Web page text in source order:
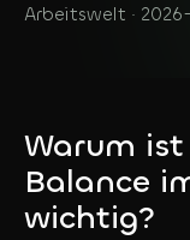
KI &
Agent Finder
KOSTENLOS
In 3 Minuten:
KI-Agents sich bei
DE
Arbeitswelt ·
Warum
Balance
wichtig?